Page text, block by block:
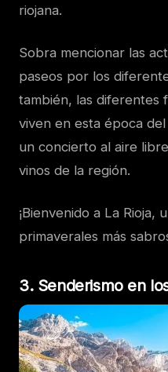
riojana.
Sobra mencionar las
paseos por los
también, las diferentes
viven en esta época
un concierto al aire
vinos de la región.
¡Bienvenido a La Rioja,
primaverales más
3. Senderismo en